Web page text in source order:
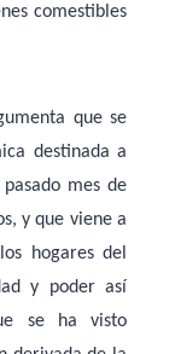
comestibles
que se
destinada a
mes de
y que viene a
hogares del
y poder así
se ha visto